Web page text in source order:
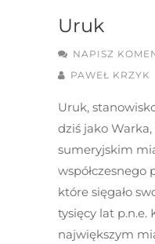
Uruk
NAPISZ
PAWEŁ KRZYK
Uruk,
dziś jako
sumeryjskim
współczesnego
które sięgało
tysięcy lat p.n.e.
największym